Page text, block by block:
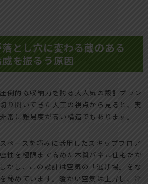
とし穴に変わる蔵のある
を振るう原因
倒的な収納力を誇る大人気の設計プラン
り開いてきた大工の視点から見ると、実
常に難易度が高い構造でもあります。
ペースを巧みに活用したスキップフロア
性を極限まで高めた木質パネル住宅だか
かし、この設計は空気の「逃げ場」をな
秘めています。暖かい空気は上昇し、冷